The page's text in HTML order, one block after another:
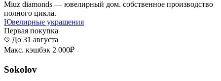
Miuz diamonds — ювелирный дом. собственное производство
полного цикла.
Ювелирные украшения
Первая покупка
До 31 августа
Макс. кэшбэк 2 000₽
Sokolov